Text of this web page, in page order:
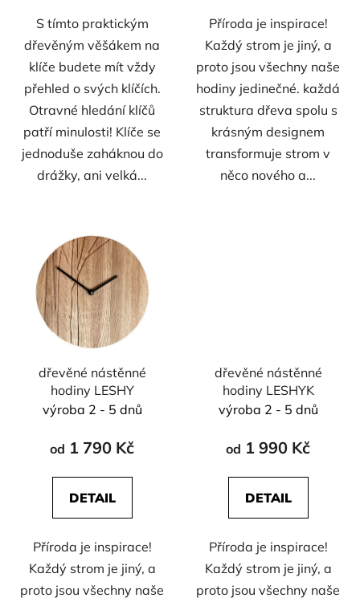
S tímto praktickým
dřevěným věšákem na
klíče budete mít vždy
přehled o svých klíčích.
Otravné hledání klíčů
patří minulosti! Klíče se
jednoduše zaháknou do
drážky, ani velká...
Příroda je inspirace!
Každý strom je jiný, a
proto jsou všechny naše
hodiny jedinečné. každá
struktura dřeva spolu s
krásným designem
transformuje strom v
něco nového a...
dřevěné nástěnné
hodiny LESHY
výroba 2 - 5 dnů
od 1 790 Kč
DETAIL
Příroda je inspirace!
Každý strom je jiný, a
proto jsou všechny naše
dřevěné nástěnné
hodiny LESHYK
výroba 2 - 5 dnů
od 1 990 Kč
DETAIL
Příroda je inspirace!
Každý strom je jiný, a
proto jsou všechny naše